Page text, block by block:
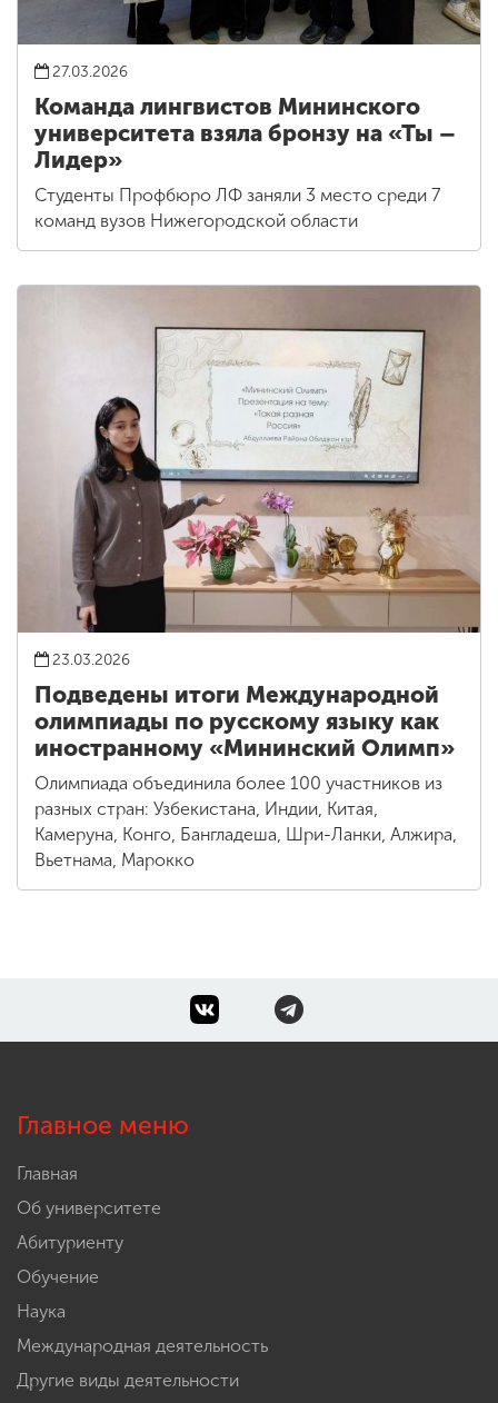
27.03.2026
Команда лингвистов Мининского
университета взяла бронзу на «Ты –
Лидер»
Студенты Профбюро ЛФ заняли 3 место среди 7
команд вузов Нижегородской области
23.03.2026
Подведены итоги Международной
олимпиады по русскому языку как
иностранному «Мининский Олимп»
Олимпиада объединила более 100 участников из
разных стран: Узбекистана, Индии, Китая,
Камеруна, Конго, Бангладеша, Шри-Ланки, Алжира,
Вьетнама, Марокко
Главное меню
Главная
Об университете
Абитуриенту
Обучение
Наука
Международная деятельность
Другие виды деятельности